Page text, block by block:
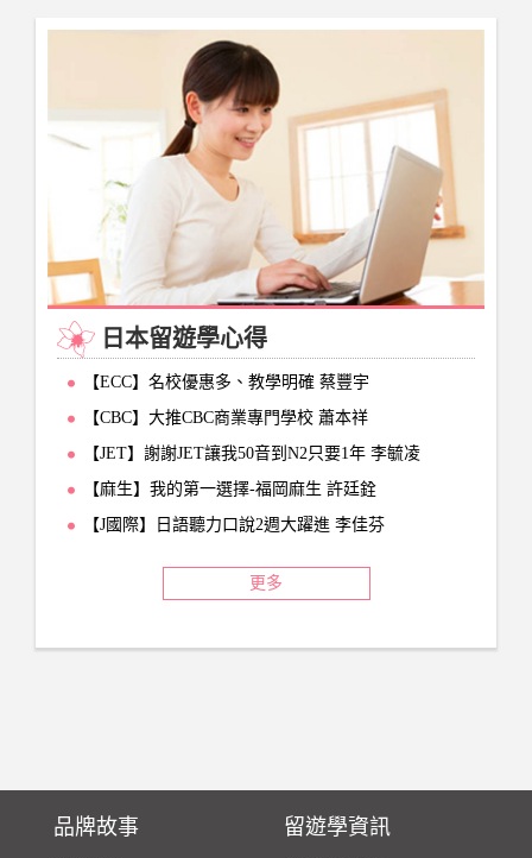
日本留遊學心得
【ECC】名校優惠多、教學明確 蔡豐宇
【CBC】大推CBC商業專門學校 蕭本祥
【JET】謝謝JET讓我50音到N2只要1年 李毓凌
【麻生】我的第一選擇-福岡麻生 許廷銓
【J國際】日語聽力口說2週大躍進 李佳芬
更多
品牌故事 留遊學資訊